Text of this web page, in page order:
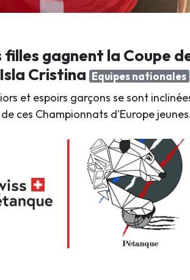
filles gagnent la Coupe
Cristina Equipes nationales
et espoirs garçons se sont
ces Championnats d'Europe